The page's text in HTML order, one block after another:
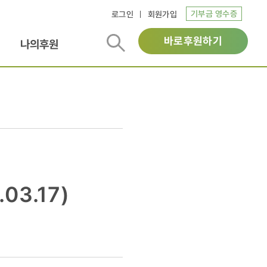
로그인 회원가입 기부금 영수증
나의후원 바로후원하기